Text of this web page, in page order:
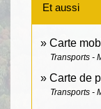
Et aussi
Carte
Transports -
Carte de
Transports -